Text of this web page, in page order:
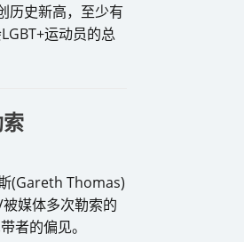
历史新高，至少有
运动员的总
(Gareth Thomas)
媒体多次勒索的
者的偏见。